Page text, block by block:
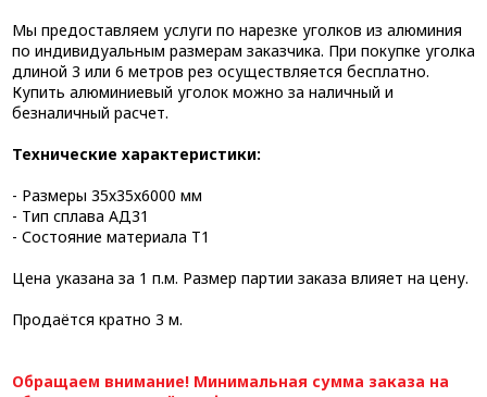
Мы предоставляем услуги по нарезке уголков из алюминия
по индивидуальным размерам заказчика. При покупке уголка
длиной 3 или 6 метров рез осуществляется бесплатно.
Купить алюминиевый уголок можно за наличный и
безналичный расчет.
Технические характеристики:
- Размеры 35х35х6000 мм
- Тип сплава АД31
- Состояние материала Т1
Цена указана за 1 п.м. Размер партии заказа влияет на цену.
Продаётся кратно 3 м.
Обращаем внимание! Минимальная сумма заказа на